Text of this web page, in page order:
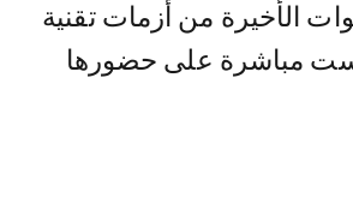
الأخيرة من أزمات تقنية
مباشرة على حضورها